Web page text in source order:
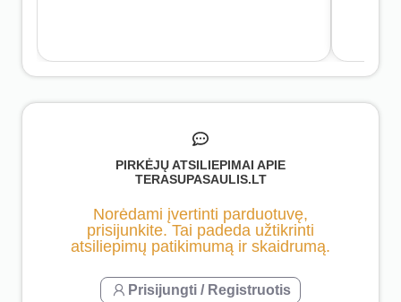
PIRKĖJŲ ATSILIEPIMAI APIE
TERASUPASAULIS.LT
Norėdami įvertinti parduotuvę,
prisijunkite. Tai padeda užtikrinti
atsiliepimų patikimumą ir skaidrumą.
Prisijungti / Registruotis